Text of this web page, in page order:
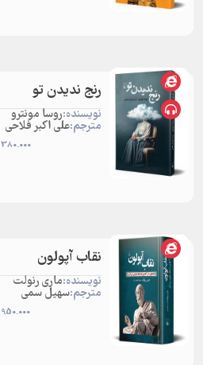
رنج ندیدن تو
نویسنده:روسا مونترو
مترجم:علی اکبر فلاحی
380.000
نقاب آپولون
نویسنده:ماری رنولت
مترجم:سهیل سمی
950.000